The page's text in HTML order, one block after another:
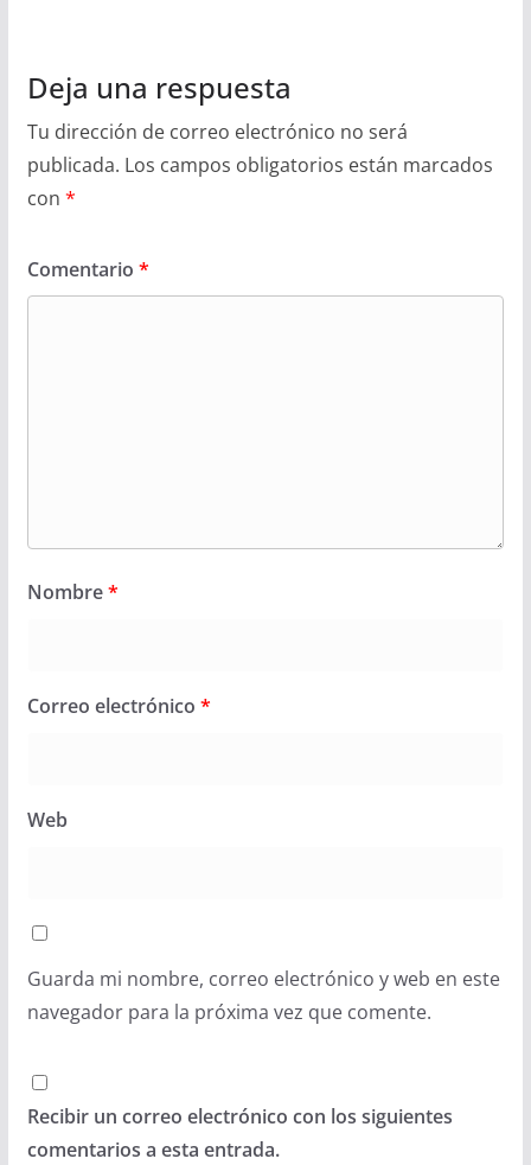
Deja una respuesta
Tu dirección de correo electrónico no será
publicada. Los campos obligatorios están marcados
con *
Comentario *
Nombre*
Correo electrónico *
Web
Guarda mi nombre, correo electrónico y web en este
navegador para la próxima vez que comente.
Recibir un correo electrónico con los siguientes
comentarios a esta entrada.